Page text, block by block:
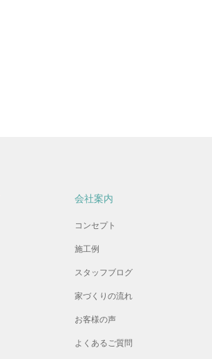
会社案内
コンセプト
施工例
スタッフブログ
家づくりの流れ
お客様の声
よくあるご質問